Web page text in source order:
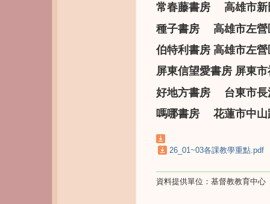
常春藤書房 高雄市
種子書房 高雄市左營
伯特利書房 高雄市左
屏東信望愛書房 屏東
好地方書房 台東市
嗎哪書房 花蓮市中
26_01~03各課教學重點.pdf
資料提供單位： 基督教教育中心